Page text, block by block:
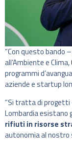
“Con questo bando
all’Ambiente e Clima,
programmi
aziende e startup
“Si tratta di progetti
Lombardia esistano
rifiuti in risorse
autonomia al